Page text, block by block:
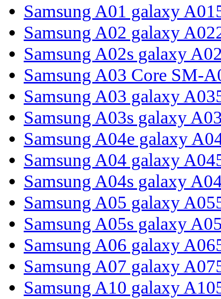
Samsung A01 galaxy
Samsung A02 galaxy
Samsung A02s galaxy
Samsung A03 Core SM-
Samsung A03 galaxy
Samsung A03s galaxy
Samsung A04e galaxy
Samsung A04 galaxy
Samsung A04s galaxy
Samsung A05 galaxy
Samsung A05s galaxy
Samsung A06 galaxy
Samsung A07 galaxy
Samsung A10 galaxy